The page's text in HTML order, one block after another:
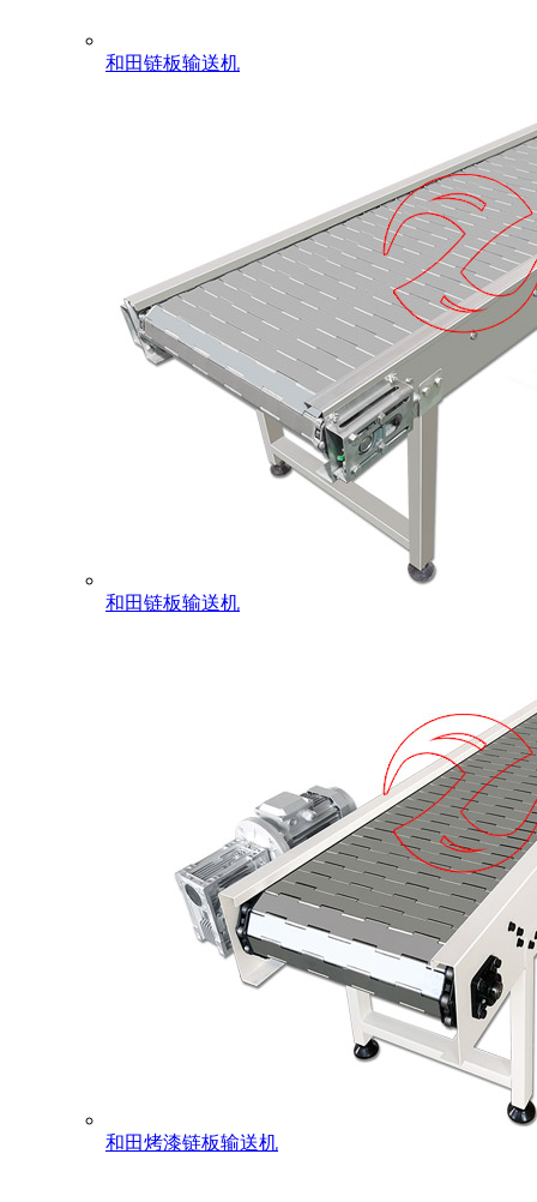
和田链板输送机
和田链板输送机
和田烤漆链板输送机